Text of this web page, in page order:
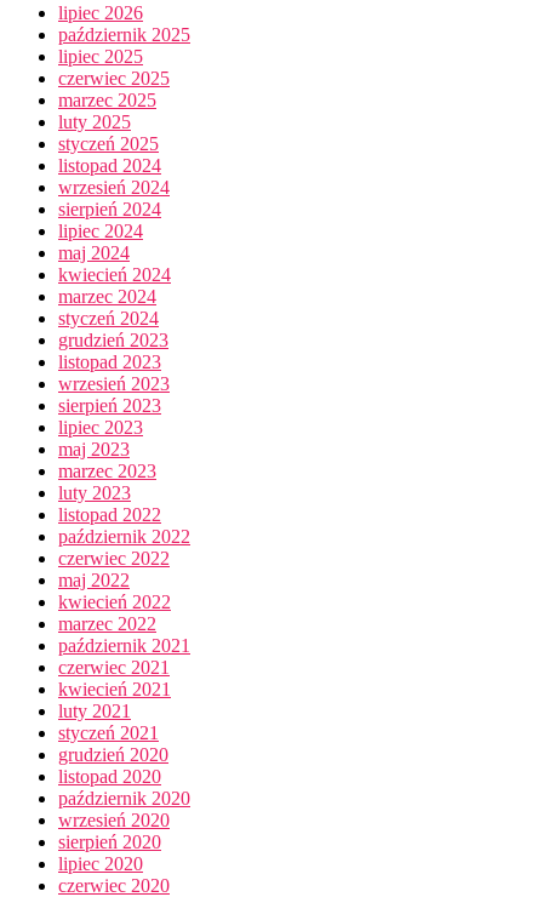
lipiec 2026
październik 2025
lipiec 2025
czerwiec 2025
marzec 2025
luty 2025
styczeń 2025
listopad 2024
wrzesień 2024
sierpień 2024
lipiec 2024
maj 2024
kwiecień 2024
marzec 2024
styczeń 2024
grudzień 2023
listopad 2023
wrzesień 2023
sierpień 2023
lipiec 2023
maj 2023
marzec 2023
luty 2023
listopad 2022
październik 2022
czerwiec 2022
maj 2022
kwiecień 2022
marzec 2022
październik 2021
czerwiec 2021
kwiecień 2021
luty 2021
styczeń 2021
grudzień 2020
listopad 2020
październik 2020
wrzesień 2020
sierpień 2020
lipiec 2020
czerwiec 2020